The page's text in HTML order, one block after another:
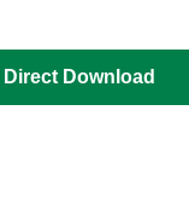
Direct Download